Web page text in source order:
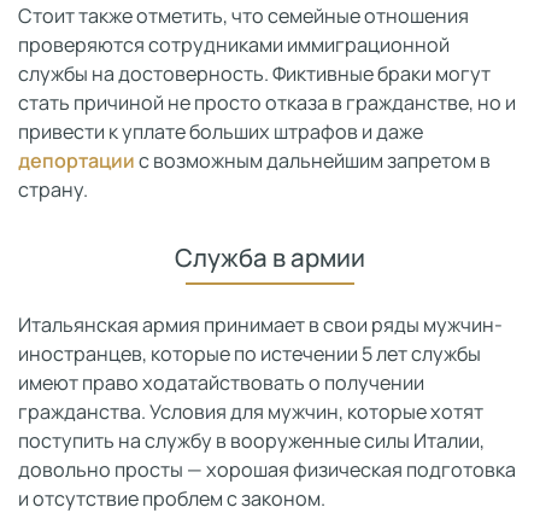
Стоит также отметить, что семейные отношения
проверяются сотрудниками иммиграционной
службы на достоверность. Фиктивные браки могут
стать причиной не просто отказа в гражданстве, но и
привести к уплате больших штрафов и даже
депортациис возможным дальнейшим запретом в
страну.
Служба в армии
Итальянская армия принимает в свои ряды мужчин-
иностранцев, которые по истечении 5 лет службы
имеют право ходатайствовать о получении
гражданства. Условия для мужчин, которые хотят
поступить на службу в вооруженные силы Италии,
довольно просты — хорошая физическая подготовка
и отсутствие проблем с законом.